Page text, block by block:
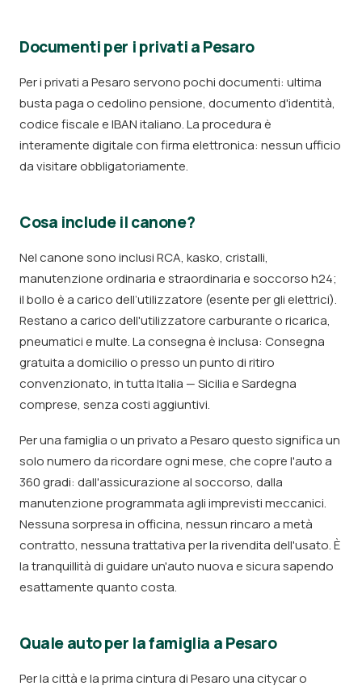
Documenti per i privati a Pesaro
Per i privati a Pesaro servono pochi documenti: ultima
busta paga o cedolino pensione, documento d'identità,
codice fiscale e IBAN italiano. La procedura è
interamente digitale con firma elettronica: nessun ufficio
da visitare obbligatoriamente.
Cosa include il canone?
Nel canone sono inclusi RCA, kasko, cristalli,
manutenzione ordinaria e straordinaria e soccorso h24;
il bollo è a carico dell’utilizzatore (esente per gli elettrici).
Restano a carico dell'utilizzatore carburante o ricarica,
pneumatici e multe. La consegna è inclusa: Consegna
gratuita a domicilio o presso un punto di ritiro
convenzionato, in tutta Italia — Sicilia e Sardegna
comprese, senza costi aggiuntivi.
Per una famiglia o un privato a Pesaro questo significa un
solo numero da ricordare ogni mese, che copre l'auto a
360 gradi: dall'assicurazione al soccorso, dalla
manutenzione programmata agli imprevisti meccanici.
Nessuna sorpresa in officina, nessun rincaro a metà
contratto, nessuna trattativa per la rivendita dell'usato. È
la tranquillità di guidare un'auto nuova e sicura sapendo
esattamente quanto costa.
Quale auto per la famiglia a Pesaro
Per la città e la prima cintura di Pesaro una citycar o